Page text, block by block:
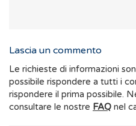
Lascia un commento
Le richieste di informazioni
possibile rispondere a tutti i
rispondere il prima possibile.
consultare le nostre FAQ nel